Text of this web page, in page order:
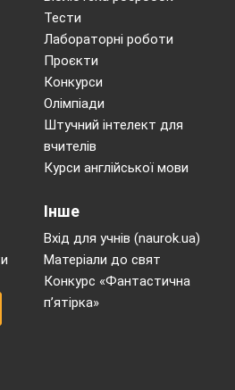
на
Тести
Лабораторні роботи
Проєкти
Конкурси
Олімпіади
Штучний інтелект для
вчителів
Курси англійської мови
Інше
Вхід для учнів (naurok.ua)
Матеріали до свят
Конкурс «Фантастична
п’ятірка»